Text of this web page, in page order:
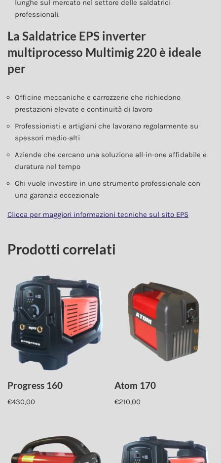
lunghe sul mercato nel settore delle saldatrici
professionali.
La Saldatrice EPS inverter
multiprocesso Multimig 220 è ideale
per
Officine meccaniche e carrozzerie che richiedono
prestazioni elevate e continuità di lavoro
Professionisti e artigiani che lavorano regolarmente su
spessori medio-alti
Aziende che cercano una soluzione all‑in‑one affidabile e
duratura nel tempo
Chi vuole investire in uno strumento professionale con
una garanzia eccezionale
Clicca per maggiori informazioni tecniche sul sito EPS
Prodotti correlati
Progress 160
€430,00
Atom 170
€210,00